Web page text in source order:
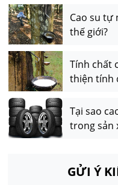
Cao su tự
thế giới?
Tính chất
thiện tính
Tại sao
trong sản
GỬI Ý